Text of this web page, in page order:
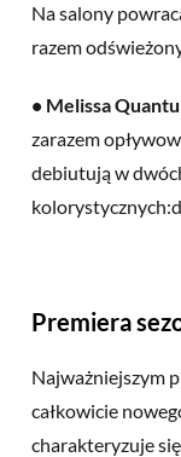
Na salony
razem
• Melissa
zarazem
debiutują w
Premiera
Najważniejszym
całkowicie
charakteryzuje